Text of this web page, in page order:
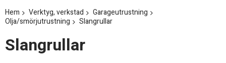
Hem Verktyg, verkstad
Garageutrustning
Olja/smörjutrustning
Slangrullar
Slangrullar